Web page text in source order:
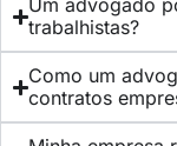
Um advogado
trabalhistas?
Como um
contratos